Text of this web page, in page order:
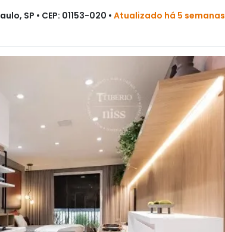
SP • CEP: 01153-020 • Atualizado há 5 semanas